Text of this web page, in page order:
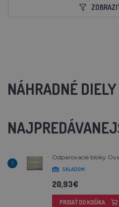
NÁHRADNÉ
1
Odparovacie bloky
SKLADOM
20,93€
PRIDAŤ DO KOŠÍKA